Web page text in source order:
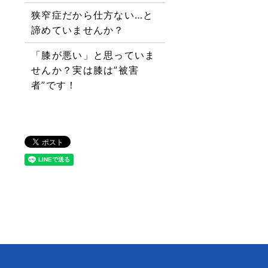
狭窄症だから仕方ない…と
諦めていませんか？
「膝が悪い」と思っていま
せんか？実は膝は”被害
者”です！